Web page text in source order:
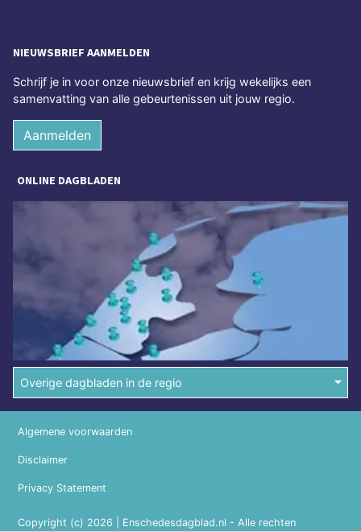
NIEUWSBRIEF AANMELDEN
Schrijf je in voor onze nieuwsbrief en krijg wekelijks een
samenvatting van alle gebeurtenissen uit jouw regio.
Aanmelden
ONLINE DAGBLADEN
Overige dagbladen in de regio
Copyright (c) 2026 | Enschedesdagblad.nl - Alle rechten
Algemene voorwaarden
Disclaimer
Privacy Statement